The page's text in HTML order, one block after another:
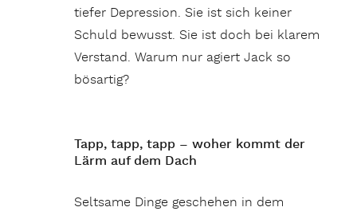
tiefer Depression. Sie ist sich keiner
Schuld bewusst. Sie ist doch bei klarem
Verstand. Warum nur agiert Jack so
bösartig?
Tapp, tapp, tapp – woher kommt der
Lärm auf dem Dach
Seltsame Dinge geschehen in dem